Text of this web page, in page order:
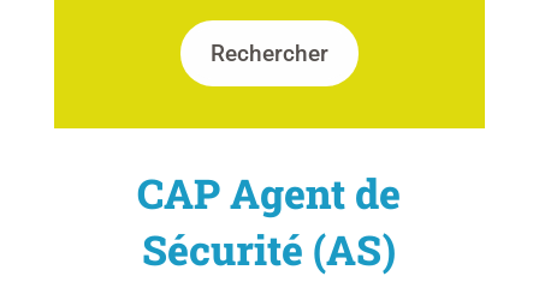
Rechercher
CAP Agent de
Sécurité (AS)